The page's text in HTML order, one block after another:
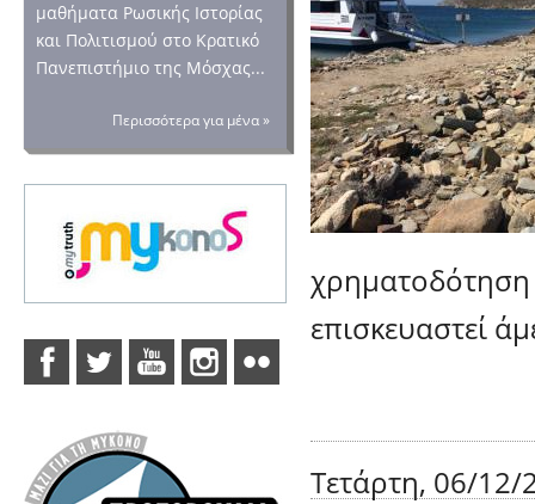
μαθήματα Ρωσικής Ιστορίας
και Πολιτισμού στο Κρατικό
Πανεπιστήμιο της Μόσχας...
Περισσότερα για μένα »
επισκευαστεί
Τετάρτη, 06/12/